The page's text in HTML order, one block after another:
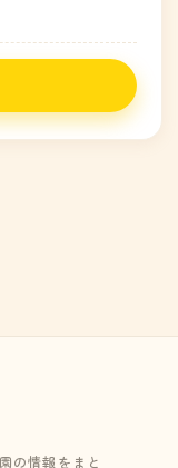
の情報をまと